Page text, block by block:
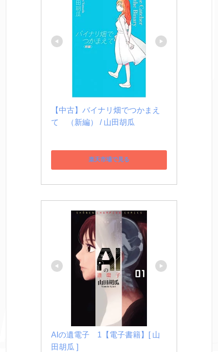
【中古】バイナリ畑でつかまえ
て　（新編） / 山田胡瓜
楽天市場で見る
AIの遺電子　1【電子書籍】[ 山
田胡瓜 ]